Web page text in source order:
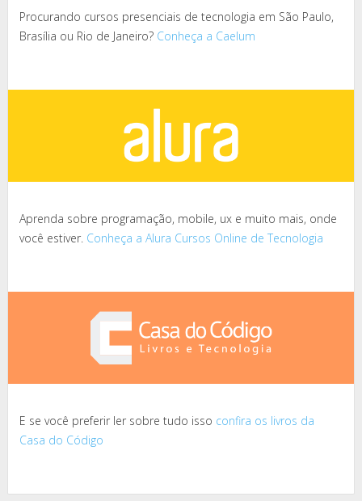
Procurando cursos presenciais de tecnologia em São Paulo,
Brasília ou Rio de Janeiro? Conheça a Caelum
Aprenda sobre programação, mobile, ux e muito mais, onde
você estiver. Conheça a Alura Cursos Online de Tecnologia
E se você preferir ler sobre tudo isso confira os livros da
Casa do Código